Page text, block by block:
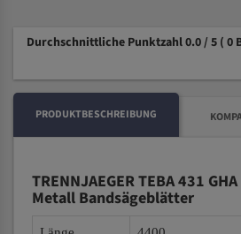
Durchschnittliche Punktzahl 0.0 / 5 ( 0
PRODUKTBESCHREIBUNG
TRENNJAEGER TEBA 431
Metall Bandsägeblätter